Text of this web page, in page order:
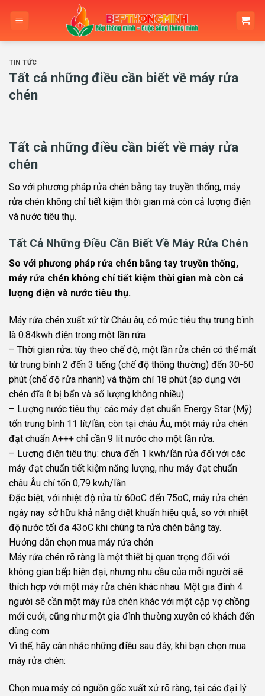
TIN TỨC
Tất cả những điều cần biết về máy rửa
chén
Tất cả những điều cần biết về máy rửa
chén
So với phương pháp rửa chén bằng tay truyền thống, máy
rửa chén không chỉ tiết kiệm thời gian mà còn cả lượng điện
và nước tiêu thụ.
Tất Cả Những Điều Cần Biết Về Máy Rửa Chén
So với phương pháp rửa chén bằng tay truyền thống,
máy rửa chén không chỉ tiết kiệm thời gian mà còn cả
lượng điện và nước tiêu thụ.
Máy rửa chén xuất xứ từ Châu âu, có mức tiêu thụ trung bình
là 0.84kwh điện trong một lần rửa
– Thời gian rửa: tùy theo chế độ, một lần rửa chén có thể mất
từ trung bình 2 đến 3 tiếng (chế độ thông thường) đến 30-60
phút (chế độ rửa nhanh) và thậm chí 18 phút (áp dụng với
chén đĩa ít bị bẩn và số lượng không nhiều).
– Lượng nước tiêu thụ: các máy đạt chuẩn Energy Star (Mỹ)
tốn trung bình 11 lít/lần, còn tại châu Âu, một máy rửa chén
đạt chuẩn A+++ chỉ cần 9 lít nước cho một lần rửa.
– Lượng điện tiêu thụ: chưa đến 1 kwh/lần rửa đối với các
máy đạt chuẩn tiết kiệm năng lượng, như máy đạt chuẩn
châu Âu chỉ tốn 0,79 kwh/lần.
Đặc biệt, với nhiệt độ rửa từ 60oC đến 75oC, máy rửa chén
ngày nay sở hữu khả năng diệt khuẩn hiệu quả, so với nhiệt
độ nước tối đa 43oC khi chúng ta rửa chén bằng tay.
Hướng dẫn chọn mua máy rửa chén
Máy rửa chén rõ ràng là một thiết bị quan trọng đối với
không gian bếp hiện đại, nhưng nhu cầu của mỗi người sẽ
thích hợp với một máy rửa chén khác nhau. Một gia đình 4
người sẽ cần một máy rửa chén khác với một cặp vợ chồng
mới cưới, cũng như một gia đình thường xuyên có khách đến
dùng cơm.
Vì thế, hãy cân nhắc những điều sau đây, khi bạn chọn mua
máy rửa chén:
Chọn mua máy có nguồn gốc xuất xứ rõ ràng, tại các đại lý